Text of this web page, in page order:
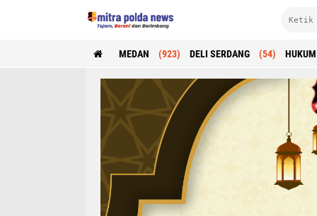
MEDAN (923) DELI SERDANG (54) HUKUM